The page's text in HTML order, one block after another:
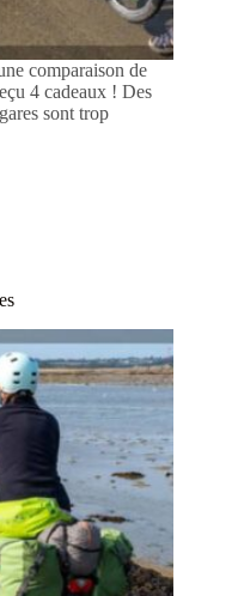
comparaison de
4 cadeaux ! Des
sont trop